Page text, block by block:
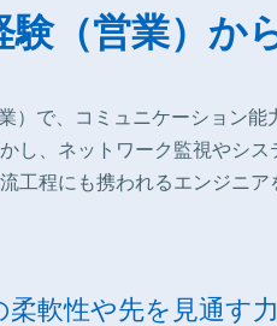
験（営業）か
）で、コミュニケーション
し、ネットワーク監視やシ
工程にも携われるエンジニア
柔軟性や先を見通す